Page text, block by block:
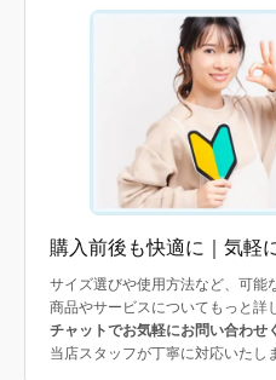
購入前後も快適に｜気軽
サイズ選びや使用方法など、可能
商品やサービスについてもっと詳
チャットでお気軽にお問い合わせ
当店スタッフが丁寧に対応いたし